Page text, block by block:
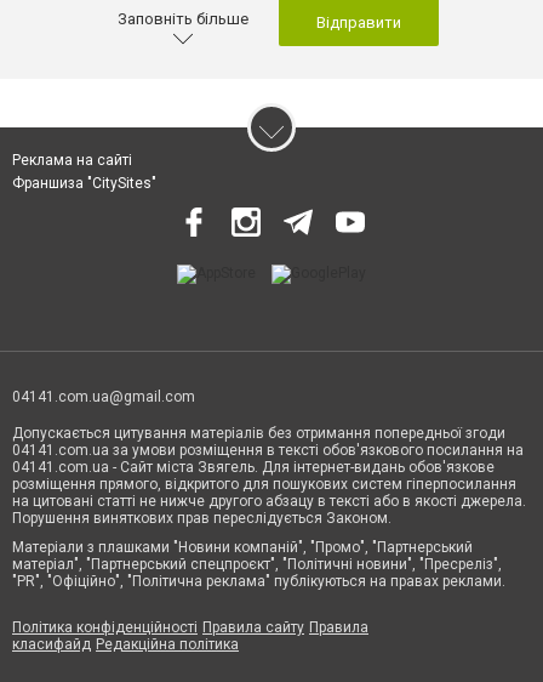
Заповніть більше Відправити
Реклама на сайті
Франшиза "CitySites"
04141.com.ua@gmail.com
Допускається цитування матеріалів без отримання попередньої згоди
04141.com.ua за умови розміщення в тексті обов'язкового посилання на
04141.com.ua - Сайт міста Звягель. Для інтернет-видань обов'язкове
розміщення прямого, відкритого для пошукових систем гіперпосилання
на цитовані статті не нижче другого абзацу в тексті або в якості джерела.
Порушення виняткових прав переслідується Законом.
Матеріали з плашками "Новини компаній", "Промо", "Партнерський
матеріал", "Партнерський спецпроєкт", "Політичні новини", "Пресреліз",
"PR", "Офіційно", "Політична реклама" публікуються на правах реклами.
Політика конфіденційності Правила сайту Правила
класифайд Редакційна політика